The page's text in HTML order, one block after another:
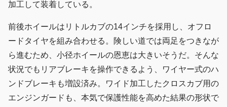
加工して装着している。
前後ホイールはリトルカブの14インチを採用し、オフロ
ードタイヤを組み合わせる。険しい道では両足をつきなが
ら進むため、小径ホイールの恩恵は大きいそうだ。そんな
状況でもリアブレーキを操作できるよう、ワイヤー式のハ
ンドブレーキも増設済み。ワイド加工したクロスカブ用の
エンジンガードも、本気で保護性能を高めた結果の形状で